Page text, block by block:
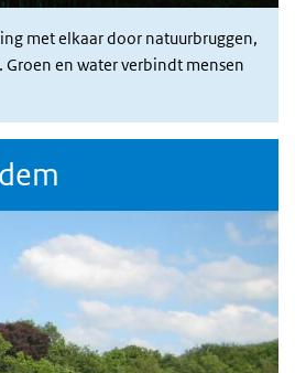
met elkaar door natuurbruggen,
en water verbindt mensen